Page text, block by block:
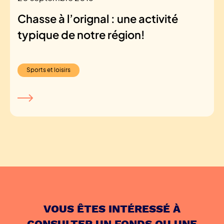
Chasse à l’orignal : une activité
typique de notre région!
Sports et loisirs
VOUS ÊTES INTÉRESSÉ À